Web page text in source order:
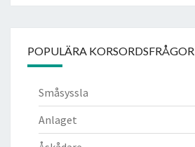
POPULÄRA KORSORDSFRÅGOR
Småsyssla
Anlaget